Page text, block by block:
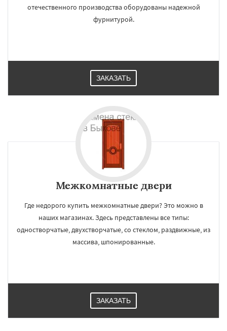
отечественного производства оборудованы надежной
фурнитурой.
ЗАКАЗАТЬ
Межкомнатные двери
Где недорого купить межкомнатные двери? Это можно в
наших магазинах. Здесь представлены все типы:
одностворчатые, двухстворчатые, со стеклом, раздвижные, из
массива, шпонированные.
ЗАКАЗАТЬ